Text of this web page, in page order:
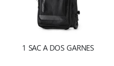
1 SAC A DOS GARNES